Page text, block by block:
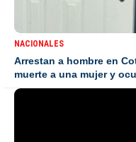
NACIONALES
Arrestan a hombre en
muerte a una mujer y